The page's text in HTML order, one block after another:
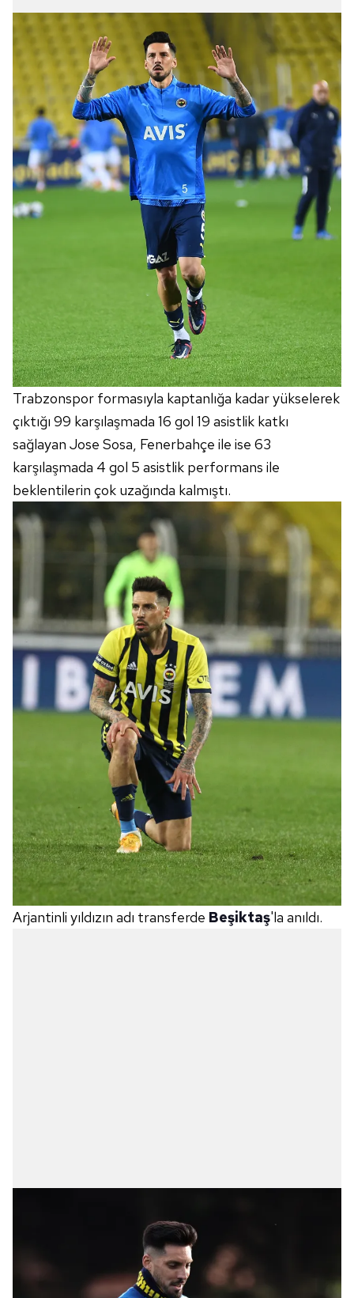
Trabzonspor formasıyla kaptanlığa kadar yükselerek
çıktığı 99 karşılaşmada 16 gol 19 asistlik katkı
sağlayan Jose Sosa, Fenerbahçe ile ise 63
karşılaşmada 4 gol 5 asistlik performans ile
beklentilerin çok uzağında kalmıştı.
Arjantinli yıldızın adı transferde Beşiktaş'la anıldı.